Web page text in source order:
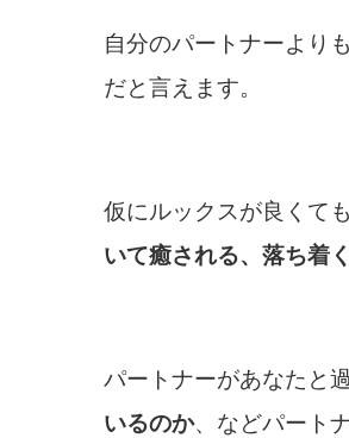
自分のパートナーよりも
だと言えます。
仮にルックスが良くて
いて癒される、落ち着
パートナーがあなたと
いるのか、などパート